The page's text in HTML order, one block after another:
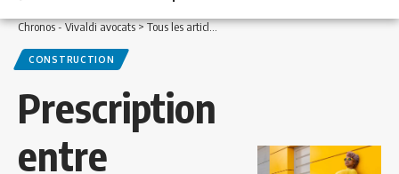
Chronos - Vivaldi avocats>Tous les articles >Immobilier>Construction>
CONSTRUCTION
Prescription
entre